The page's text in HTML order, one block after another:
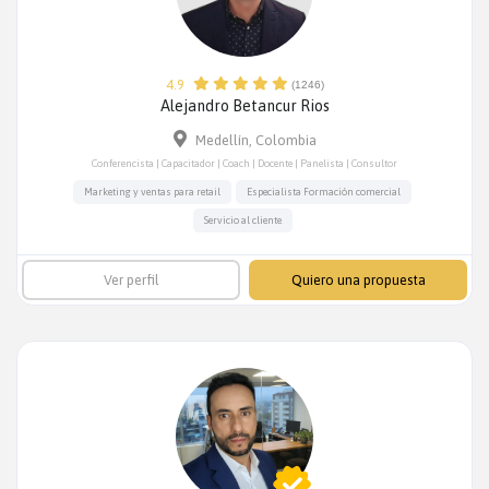
4.9 (1246)
Alejandro Betancur Rios
Medellín, Colombia
Conferencista | Capacitador | Coach | Docente | Panelista | Consultor
Marketing y ventas para retail Especialista Formación comercial
Servicio al cliente
Ver perfil Quiero una propuesta